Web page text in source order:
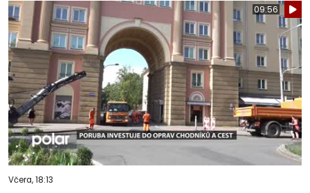
09:56
Včera, 18:13